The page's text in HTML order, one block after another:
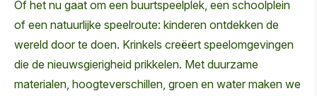
Of het nu gaat om een buurtspeelplek, een schoolplein
of een natuurlijke speelroute: kinderen ontdekken de
wereld door te doen. Krinkels creëert speelomgevingen
die de nieuwsgierigheid prikkelen. Met duurzame
materialen, hoogteverschillen, groen en water maken we